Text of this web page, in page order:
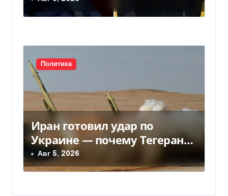
тайные переговоры, — СМИ
Политика
Иран готовил удар по
Украине — почему Тегеран
передумал
Авг 5, 2026